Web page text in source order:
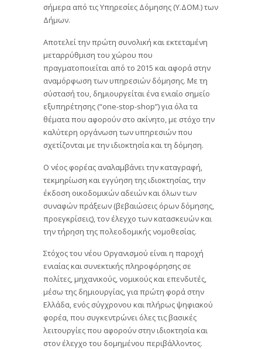
σήμερα από τις Υπηρεσίες Δόμησης (Υ.ΔΟΜ.) των
Δήμων.
Αποτελεί την πρώτη συνολική και εκτεταμένη
μεταρρύθμιση του χώρου που
πραγματοποιείται από το 2015 και αφορά στην
αναμόρφωση των υπηρεσιών δόμησης. Με τη
σύστασή του, δημιουργείται ένα ενιαίο σημείο
εξυπηρέτησης (“one-stop-shop”) για όλα τα
θέματα που αφορούν στο ακίνητο, με στόχο την
καλύτερη οργάνωση των υπηρεσιών που
σχετίζονται με την ιδιοκτησία και τη δόμηση.
Ο νέος φορέας αναλαμβάνει την καταγραφή,
τεκμηρίωση και εγγύηση της ιδιοκτησίας, την
έκδοση οικοδομικών αδειών και όλων των
συναφών πράξεων (βεβαιώσεις όρων δόμησης,
προεγκρίσεις), τον έλεγχο των κατασκευών και
την τήρηση της πολεοδομικής νομοθεσίας.
Στόχος του νέου Οργανισμού είναι η παροχή
ενιαίας και συνεκτικής πληροφόρησης σε
πολίτες, μηχανικούς, νομικούς και επενδυτές,
μέσω της δημιουργίας, για πρώτη φορά στην
Ελλάδα, ενός σύγχρονου και πλήρως ψηφιακού
φορέα, που συγκεντρώνει όλες τις βασικές
λειτουργίες που αφορούν στην ιδιοκτησία και
στον έλεγχο του δομημένου περιβάλλοντος.